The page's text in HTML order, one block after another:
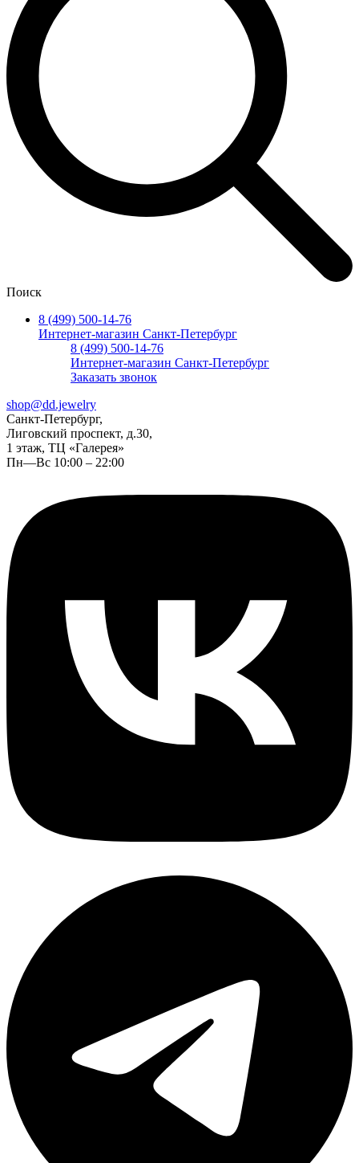
Поиск
8 (499) 500-14-76
Интернет-магазин Санкт-Петербург
8 (499) 500-14-76
Интернет-магазин Санкт-Петербург
Заказать звонок
shop@dd.jewelry
Санкт-Петербург,
Лиговский проспект, д.30,
1 этаж, ТЦ «Галерея»
Пн—Вс 10:00 – 22:00